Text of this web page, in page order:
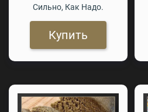
Сильно, Как Надо.
Купить